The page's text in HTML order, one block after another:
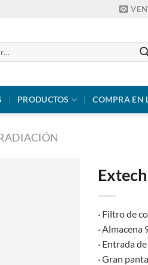
PRODUCTOS COMPRA EN
· Filtro de
·
· Entrada
· Gran